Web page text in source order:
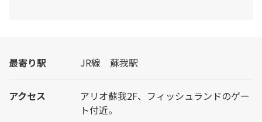
最寄り駅 JR線 蘇我駅
アクセス
アリオ蘇我2F、フィッシュランドのゲー
ト付近。